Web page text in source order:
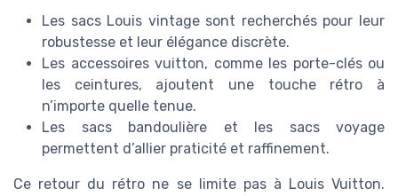
Les sacs Louis vintage sont recherchés pour leur
robustesse et leur élégance discrète.
Les accessoires vuitton, comme les porte-clés ou
les ceintures, ajoutent une touche rétro à
n’importe quelle tenue.
Les sacs bandoulière et les sacs voyage
permettent d’allier praticité et raffinement.
Ce retour du rétro ne se limite pas à Louis Vuitton.